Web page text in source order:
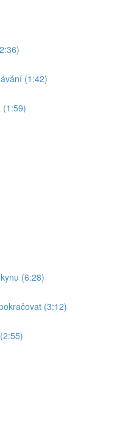
(1:42)
(1:59)
(6:28)
(3:12)